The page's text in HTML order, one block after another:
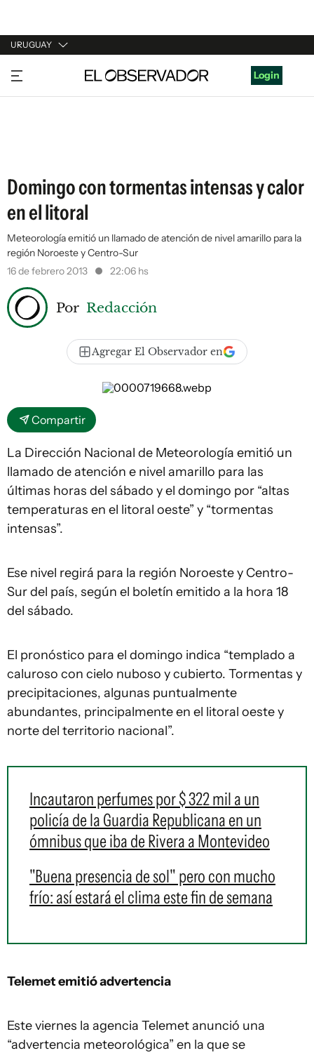
URUGUAY
URUGUAY
ARGENTINA
Login
Domingo con tormentas intensas y calor
en el litoral
Meteorología emitió un llamado de atención de nivel amarillo para la
región Noroeste y Centro-Sur
16 de febrero 2013
22:06 hs
Por Redacción
Agregar El Observador en
Compartir
La Dirección Nacional de Meteorología emitió un
llamado de atención e nivel amarillo para las
últimas horas del sábado y el domingo por “altas
temperaturas en el litoral oeste” y “tormentas
intensas”.
Ese nivel regirá para la región Noroeste y Centro-
Sur del país, según el boletín emitido a la hora 18
del sábado.
El pronóstico para el domingo indica “templado a
caluroso con cielo nuboso y cubierto. Tormentas y
precipitaciones, algunas puntualmente
abundantes, principalmente en el litoral oeste y
norte del territorio nacional”.
Incautaron perfumes por $ 322 mil a un
policía de la Guardia Republicana en un
ómnibus que iba de Rivera a Montevideo
"Buena presencia de sol" pero con mucho
frío: así estará el clima este fin de semana
Telemet emitió advertencia
Este viernes la agencia Telemet anunció una
“advertencia meteorológica” en la que se